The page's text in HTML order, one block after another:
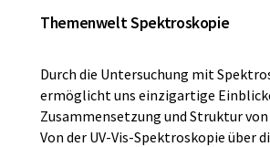
Themenwelt Spektroskopie
Durch die Untersuchung mit
ermöglicht uns einzigartige
Zusammensetzung und Struktur
Von der UV-Vis-Spektroskopie über